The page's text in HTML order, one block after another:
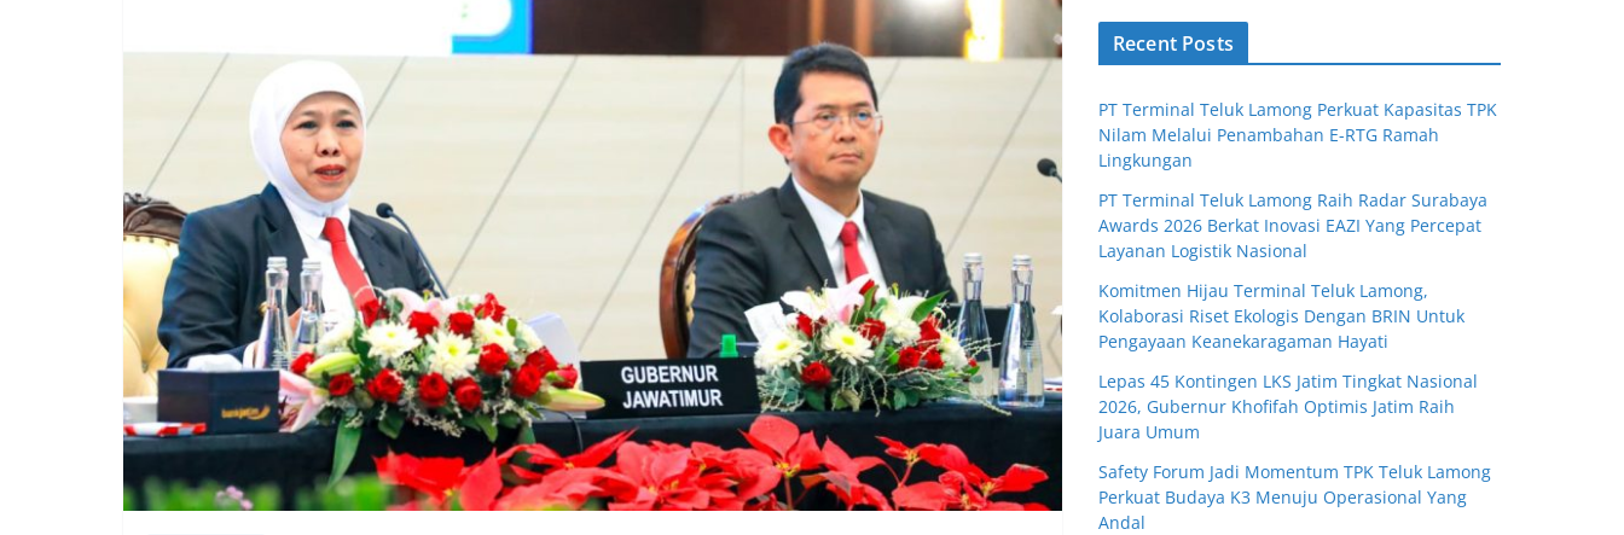
Recent Posts
PT Terminal Teluk Lamong Perkuat Kapasitas TPK
Nilam Melalui Penambahan E-RTG Ramah
Lingkungan
PT Terminal Teluk Lamong Raih Radar Surabaya
Awards 2026 Berkat Inovasi EAZI Yang Percepat
Layanan Logistik Nasional
Komitmen Hijau Terminal Teluk Lamong,
Kolaborasi Riset Ekologis Dengan BRIN Untuk
Pengayaan Keanekaragaman Hayati
Lepas 45 Kontingen LKS Jatim Tingkat Nasional
2026, Gubernur Khofifah Optimis Jatim Raih
Juara Umum
Safety Forum Jadi Momentum TPK Teluk Lamong
Perkuat Budaya K3 Menuju Operasional Yang
Andal